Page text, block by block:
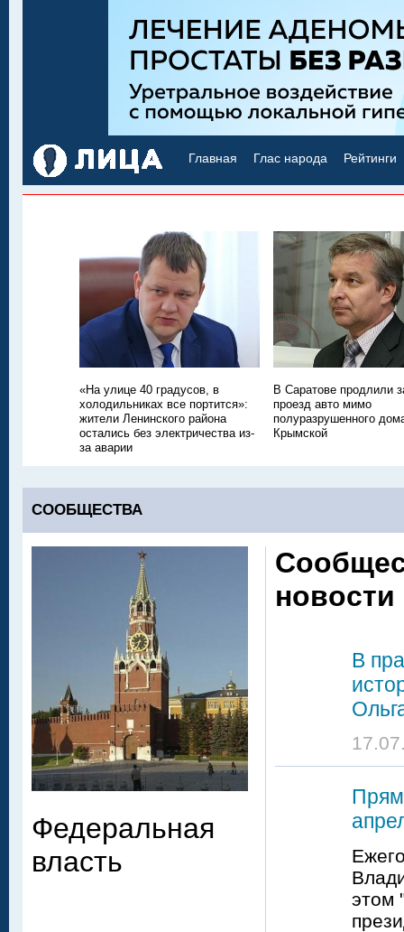
Главная Глас народа Рейтинги
«На улице 40 градусов, в
холодильниках все портится»:
жители Ленинского района
остались без электричества из-
за аварии
В Саратове продлили
проезд авто мимо
полуразрушенного
Крымской
СООБЩЕСТВА
новости
В
этом
Федеральная
власть